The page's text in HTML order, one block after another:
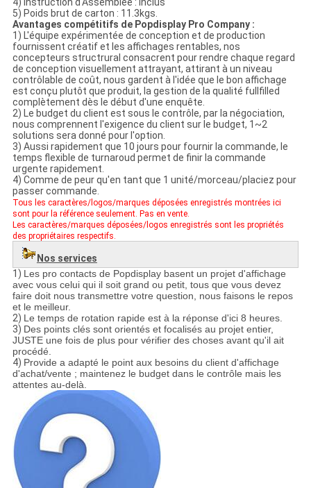
5) Poids brut de carton : 11.3kgs.
Avantages compétitifs de Popdisplay Pro Company :
1) L'équipe expérimentée de conception et de production
fournissent créatif et les affichages rentables, nos
concepteurs structrural consacrent pour rendre chaque regard
de conception visuellement attrayant, attirant à un niveau
contrôlable de coût, nous gardent à l'idée que le bon affichage
est conçu plutôt que produit, la gestion de la qualité fullfilled
complètement dès le début d'une enquête.
2) Le budget du client est sous le contrôle, par la négociation,
nous comprennent l'exigence du client sur le budget, 1~2
solutions sera donné pour l'option.
3) Aussi rapidement que 10 jours pour fournir la commande, le
temps flexible de turnaroud permet de finir la commande
urgente rapidement.
4) Comme de peur qu'en tant que 1 unité/morceau/placiez pour
passer commande.
Tous les caractères/logos/marques déposées enregistrés montrées ici
sont pour la référence seulement. Pas en vente.
Les caractères/marques déposées/logos enregistrés sont les propriétés
des propriétaires respectifs.
Nos services
1) Les pro contacts de Popdisplay basent un projet d'affichage
avec vous celui qui il soit grand ou petit, tous que vous devez
faire doit nous transmettre votre question, nous faisons le repos
et le meilleur.
2) Le temps de rotation rapide est à la réponse d'ici 8 heures.
3) Des points clés sont orientés et focalisés au projet entier,
JUSTE une fois de plus pour vérifier des choses avant qu'il ait
procédé.
4) Provide a adapté le point aux besoins du client d'affichage
d'achat/vente ; maintenez le budget dans le contrôle mais les
attentes au-delà.